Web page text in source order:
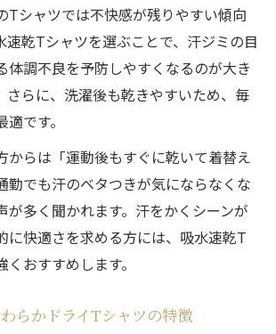
Tシャツでは不快感が残りやすい傾向
速乾Tシャツを選ぶことで、汗ジミの目
体調不良を予防しやすくなるのが大き
さらに、洗濯後も乾きやすいため、毎
です。
からは「運動後もすぐに乾いて着替え
勤でも汗のベタつきが気にならなくな
が多く聞かれます。汗をかくシーンが
に快適さを求める方には、吸水速乾T
おすすめします。
らかドライTシャツの特徴